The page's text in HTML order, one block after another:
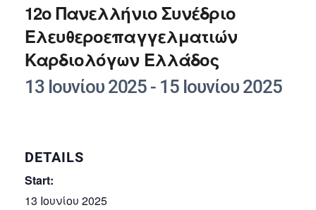
12ο Πανελλήνιο Συνέδριο
Ελευθεροεπαγγελματιών
Καρδιολόγων Ελλάδος
13 Ιουνίου 2025 - 15 Ιουνίου 2025
DETAILS
Start:
13 Ιουνίου 2025